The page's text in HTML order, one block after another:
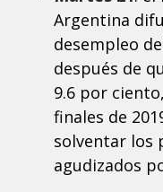
Argentina
desempleo
después de
9.6 por
finales de
solventar los
agudizados